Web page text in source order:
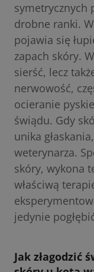
symetrycznych
drobne ranki.
pojawia się
zapach skóry.
sierść, lecz
nerwowość,
ocieranie
świądu. Gdy
unika
weterynarza.
skóry, wykona
właściwą
jedynie
Jak złagodzić